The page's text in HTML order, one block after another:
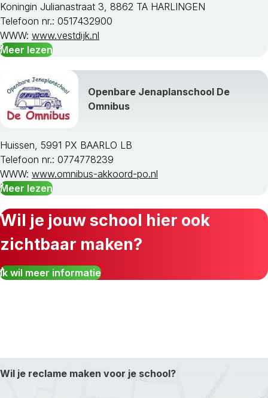
Koningin Julianastraat 3, 8862 TA HARLINGEN
Telefoon nr.: 0517432900
WWW: www.vestdijk.nl
Meer lezen
Openbare Jenaplanschool De
Omnibus
Huissen, 5991 PX BAARLO LB
Telefoon nr.: 0774778239
WWW: www.omnibus-akkoord-po.nl
Meer lezen
Wil je jouw school hier ook
zichtbaar maken?
Ik wil meer informatie
Wil je reclame maken voor je school?